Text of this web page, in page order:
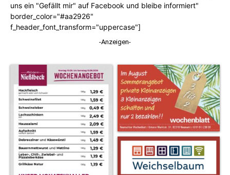
uns ein "Gefällt mir" auf Facebook und bleibe informiert"
border_color="#aa2926"
f_header_font_transform="uppercase"]
-Anzeigen-